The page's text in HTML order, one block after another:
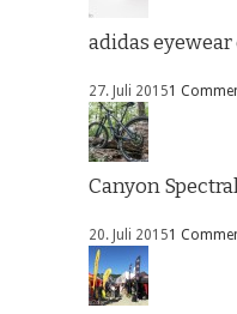
adidas eyewear
27. Juli 20151
Canyon
20. Juli 20151